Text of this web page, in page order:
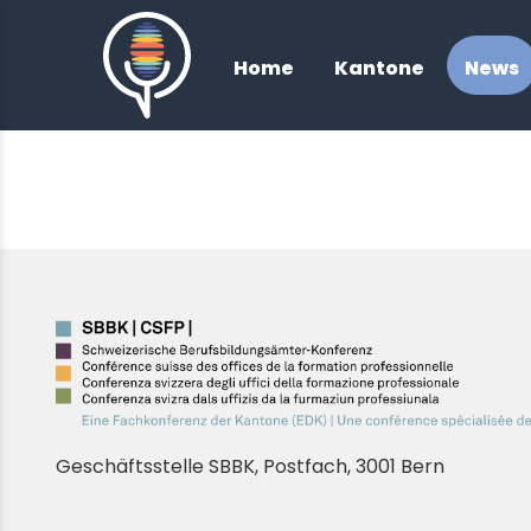
/
Home
Kantone News
Geschäftsstelle SBBK, Postfach, 3001 Bern